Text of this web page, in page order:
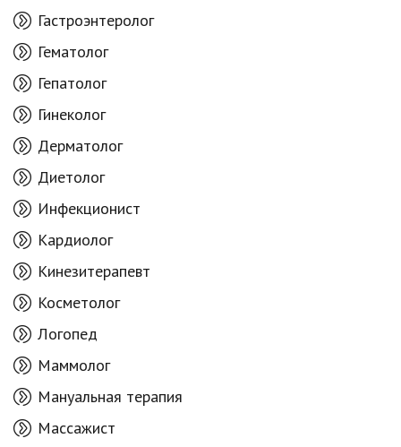
Гастроэнтеролог
Гематолог
Гепатолог
Гинеколог
Дерматолог
Диетолог
Инфекционист
Кардиолог
Кинезитерапевт
Косметолог
Логопед
Маммолог
Мануальная терапия
Массажист